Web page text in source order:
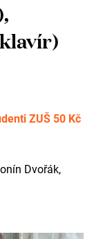
ZUŠ 50 Kč
Dvořák,